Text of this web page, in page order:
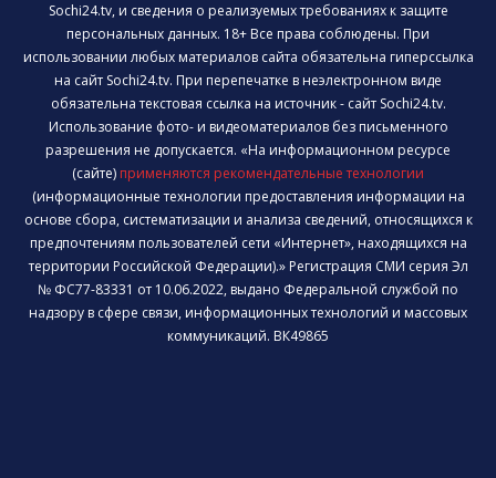
Sochi24.tv, и сведения о реализуемых требованиях к защите
персональных данных. 18+ Все права соблюдены. При
использовании любых материалов сайта обязательна гиперссылка
на сайт Sochi24.tv. При перепечатке в неэлектронном виде
обязательна текстовая ссылка на источник - сайт Sochi24.tv.
Использование фото- и видеоматериалов без письменного
разрешения не допускается. «На информационном ресурсе
(сайте) применяются рекомендательные технологии
(информационные технологии предоставления информации на
основе сбора, систематизации и анализа сведений, относящихся к
предпочтениям пользователей сети «Интернет», находящихся на
территории Российской Федерации).» Регистрация СМИ серия Эл
№ ФС77-83331 от 10.06.2022, выдано Федеральной службой по
надзору в сфере связи, информационных технологий и массовых
коммуникаций. ВК49865